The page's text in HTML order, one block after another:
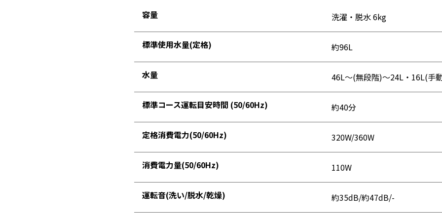
洗濯物の水分を飛ばす「風乾燥」
洗濯槽の裏側に付着している洗剤
定期的なお手入れで清潔に
容量 洗濯・脱水 6kg
標準使用水量(定格) 約96L
水量 46L～(無段階)～24L・16L(手
標準コース運転目安時間 (50/60Hz) 約40分
定格消費電力(50/60Hz) 320W/360W
消費電力量(50/60Hz) 110W
運転音(洗い/脱水/乾燥) 約35dB/約47dB/-